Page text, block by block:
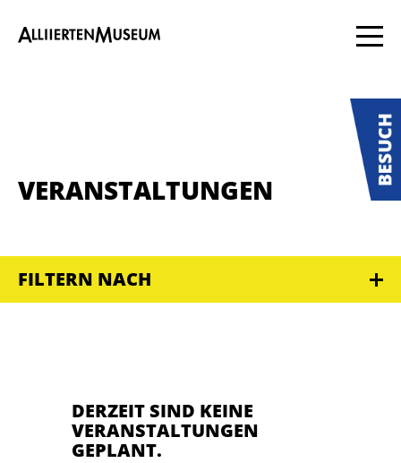
VERANSTALTUNGEN
FILTERN NACH
DERZEIT SIND KEINE
VERANSTALTUNGEN
GEPLANT.